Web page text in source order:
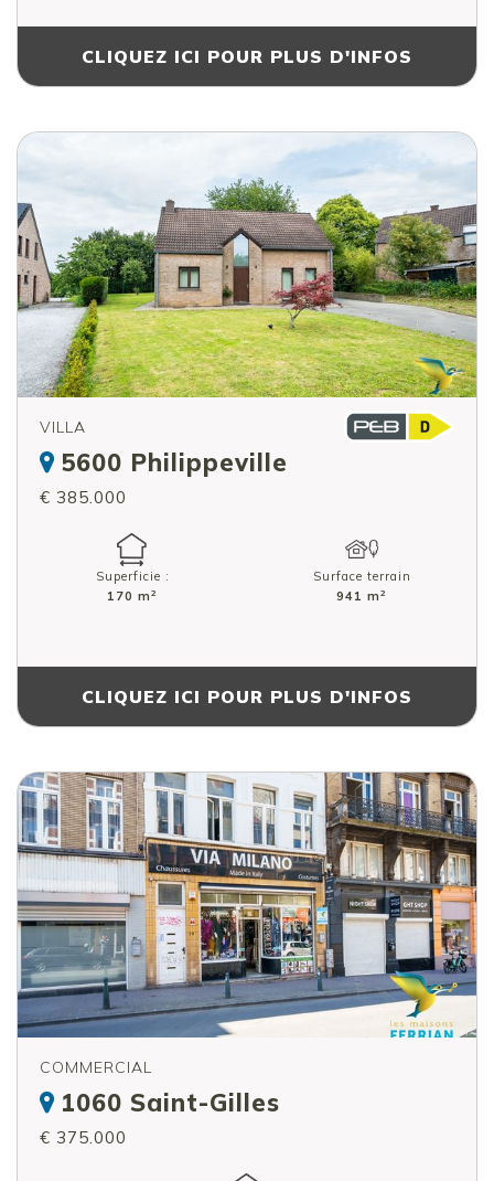
CLIQUEZ ICI POUR PLUS D'INFOS
VILLA
5600 Philippeville
€ 385.000
Superficie :
170 m 2
Surface terrain
941 m 2
CLIQUEZ ICI POUR PLUS D'INFOS
COMMERCIAL
1060 Saint-Gilles
€ 375.000